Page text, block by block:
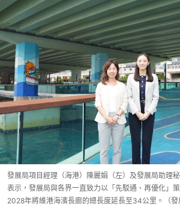
發展局項目經理（海港）陳麗娟（左）及發展局助理
表示，發展局與各界一直致力以「先駁通、再優化」
2028年將維港海濱長廊的總長度延長至34公里。（發